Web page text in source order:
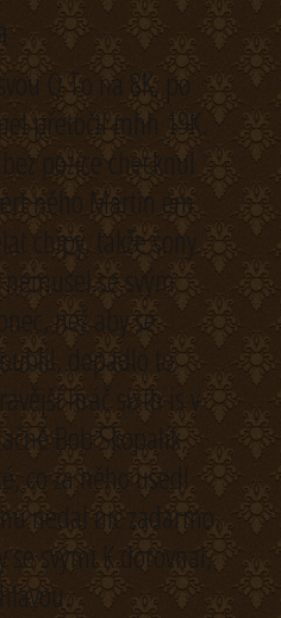
Q To na 8K, po
přetočil mhh 19K.
pozice checknul
něho Martin em
chipy, takže sony
se svým
než aby se
dopadlo to
hráč sixth is v
Bob Skopalík,
co za něho usedl
nedal nic zadarmo.
svými K dorovnal,